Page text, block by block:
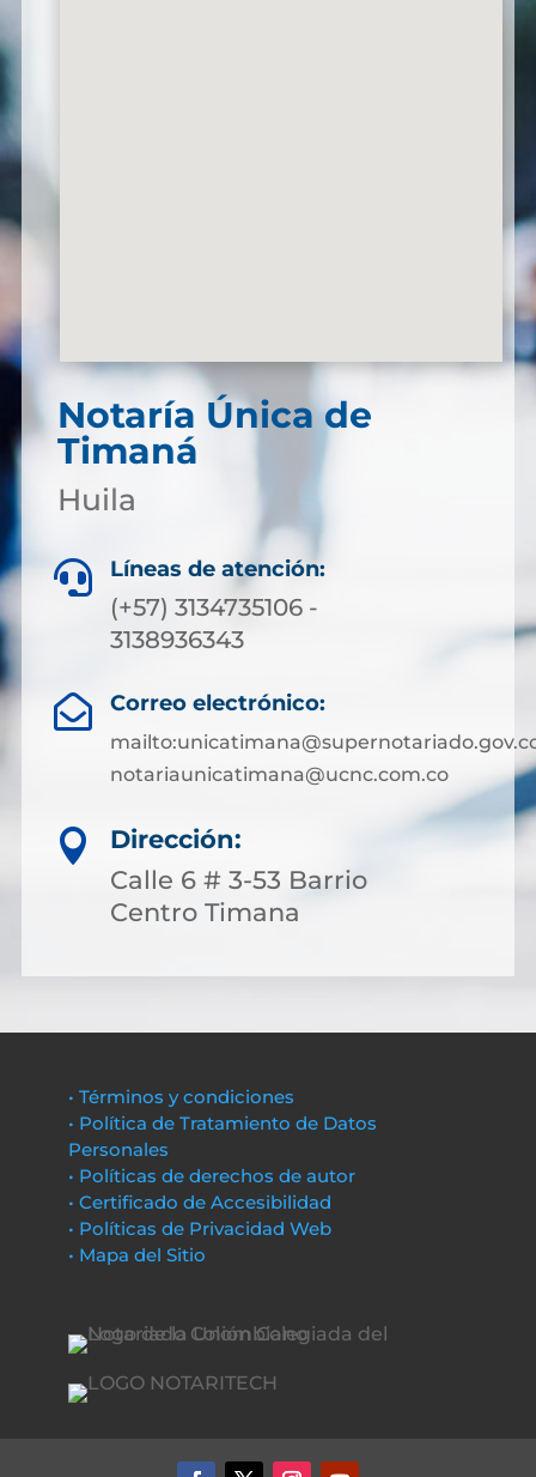
Notaría Única de
Timaná
Huila
 Líneas de atención:
(+57) 3134735106 -
3138936343
 Correo electrónico:
notariaunicatimana@ucnc.com.co

Dirección:
Calle 6 # 3-53 Barrio
Centro Timana
• Términos y condiciones
• Política de Tratamiento de Datos
Personales
• Políticas de derechos de autor
• Certificado de Accesibilidad
• Políticas de Privacidad Web
• Mapa del Sitio